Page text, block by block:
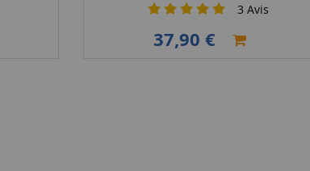
3 Avis
37,90 €